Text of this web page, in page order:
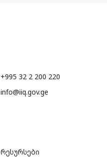
+995 32 2 200 220
info@iiq.gov.ge
რესურსები